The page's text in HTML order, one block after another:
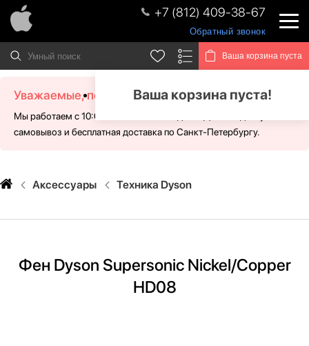
+7 (812) 409-38-67
Обратный звонок
Ваша корзина пуста
Ваша корзина пуста!
Уважаемые, посетители!
Мы работаем с 10:00 - 21:00 без выходных. Для Вас доступен
самовывоз и бесплатная доставка по Санкт-Петербургу.
Аксессуары Техника Dyson
Фен Dyson Supersonic Nickel/Copper
HD08